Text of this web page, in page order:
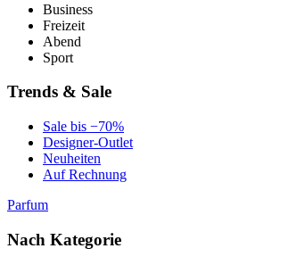
Business
Freizeit
Abend
Sport
Trends & Sale
Sale bis −70%
Designer-Outlet
Neuheiten
Auf Rechnung
Parfum
Nach Kategorie